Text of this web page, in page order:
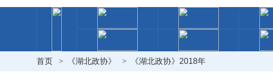
首页 > 《湖北政协》 > 《湖北政协》2018年